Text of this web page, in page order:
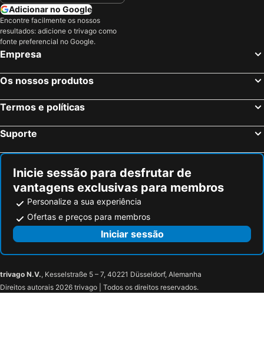
Stirling, Escócia Hotéis
Perth, Escócia Hotéis
Kinlochleven, Escócia Hotéis
Manchester, Inglaterra Hotéis
Hounslow, Inglaterra Hotéis
Birmingham, Inglaterra Hotéis
Adicionar no Google
Encontre facilmente os nossos
resultados: adicione o trivago como
fonte preferencial no Google.
Empresa
Os nossos produtos
Termos e políticas
Suporte
Inicie sessão para desfrutar de
vantagens exclusivas para membros
Personalize a sua experiência
Ofertas e preços para membros
Iniciar sessão
trivago N.V., Kesselstraße 5 – 7, 40221 Düsseldorf, Alemanha
Direitos autorais 2026 trivago | Todos os direitos reservados.